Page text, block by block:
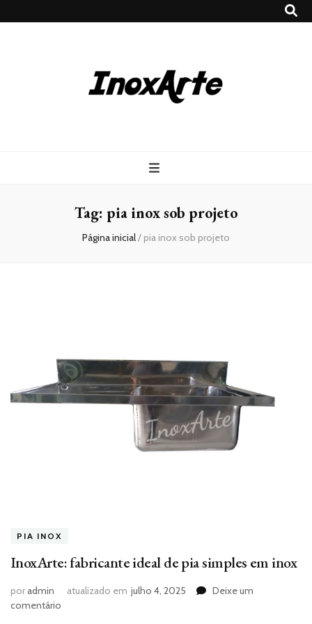
Tag: pia inox sob projeto
Página inicial/ pia inox sob projeto
PIA INOX
InoxArte: fabricante ideal de pia simples em inox
poradmin atualizado em julho 4, 2025
Deixe um
comentário